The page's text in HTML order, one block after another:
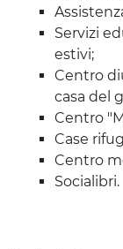
Servizi
estivi;
Centro
casa del
Centro
Case
Centro
Socialibri.